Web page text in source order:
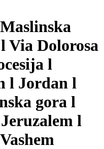
Via Dolorosa
l
l Jordan l
gora l
l